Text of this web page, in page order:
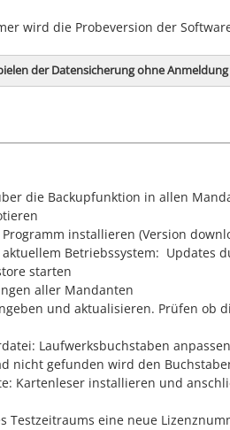
wird die Probeversion der
der Datensicherung ohne Anmeldung
die Backupfunktion in allen
installieren (Version
Betriebssystem: Updates
starten
aller Mandanten
und aktualisieren. Prüfen ob
Laufwerksbuchstaben
nicht gefunden wird den
Kartenleser installieren und
Testzeitraums eine neue